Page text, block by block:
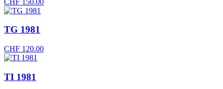
TG 1981
CHF 120.00
TI 1981